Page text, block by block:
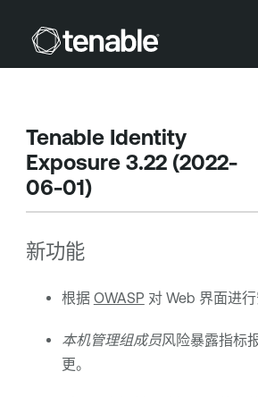
Tenable Identity
Exposure3.22 (2022-
06-01)
新功能
根据 OWASP 对 Web 界面进行
本机管理组成员风险暴露指标
更。